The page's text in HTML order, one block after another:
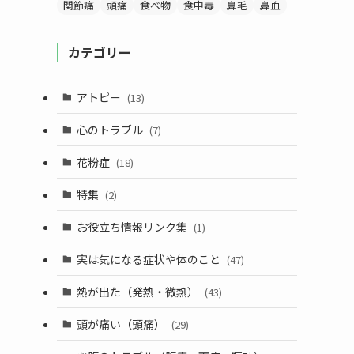
関節痛 頭痛 食べ物 食中毒 鼻毛 鼻血
カテゴリー
アトピー (13)
心のトラブル (7)
花粉症 (18)
特集 (2)
お役立ち情報リンク集 (1)
実は気になる症状や体のこと (47)
熱が出た（発熱・微熱） (43)
頭が痛い（頭痛） (29)